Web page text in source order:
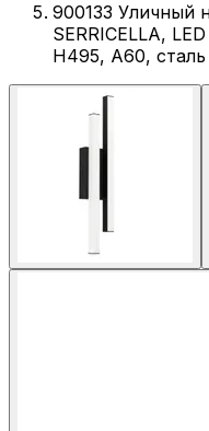
900133 Уличный
SERRICELLA,
H495, A60,